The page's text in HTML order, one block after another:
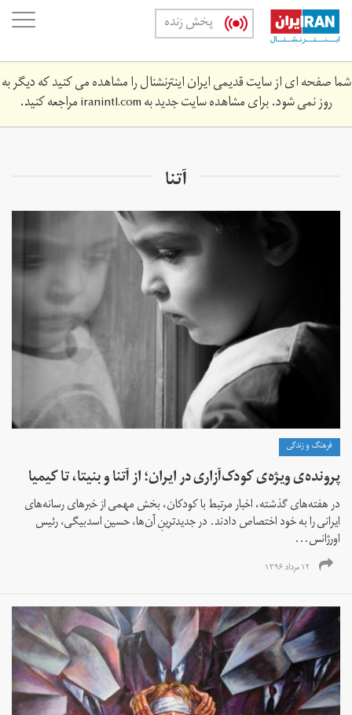
Skip
main
content
پخش زنده
شما صفحه ای از سایت قدیمی ایران اینترنشنال را مشاهده می کنید که دیگر به
روز نمی شود. برای مشاهده سایت جدید بهiranintl.comمراجعه کنید.
آتنا
فرهنگ و زندگی
پرونده‌ی ویژه‌ی کودک‌آزاری در ایران؛ از آتنا و بنیتا، تا کیمیا
در هفته‌های گذشته، اخبار مرتبط با کودکان، بخش مهمی از خبرهای رسانه‌های
ایرانی را به خود اختصاص دادند. در جدیدترینِ آن‌ها، حسین اسدبیگی، رئیس
اورژانس...
۱۲ مرداد ۱۳۹۶